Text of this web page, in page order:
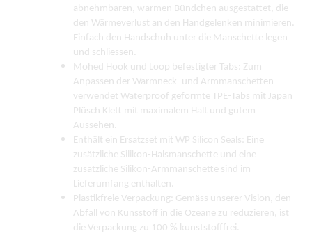
abnehmbaren, warmen Bündchen ausgestattet, die
den Wärmeverlust an den Handgelenken minimieren.
Einfach den Handschuh unter die Manschette legen
und schliessen.
Mohed Hook und Loop befestigter Tabs: Zum
Anpassen der Warmneck- und Armmanschetten
verwendet Waterproof geformte TPE-Tabs mit Japan
Plüsch Klett mit maximalem Halt und gutem
Aussehen.
Enthält ein Ersatzset mit WP Silicon Seals: Eine
zusätzliche Silikon-Halsmanschette und eine
zusätzliche Silikon-Armmanschette sind im
Lieferumfang enthalten.
Plastikfreie Verpackung: Gemäss unserer Vision, den
Abfall von Kunsstoff in die Ozeane zu reduzieren, ist
die Verpackung zu 100 % kunststofffrei.